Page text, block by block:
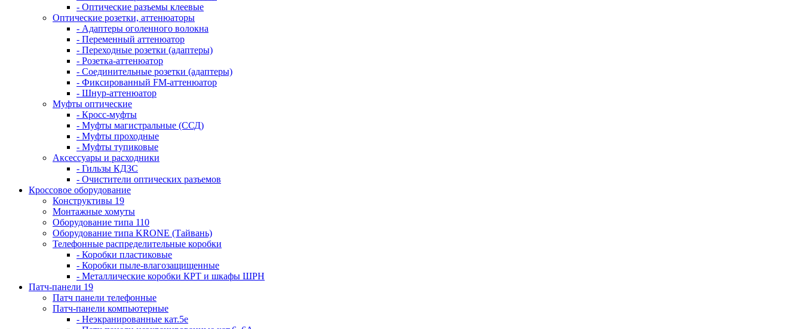
- Оптические разъемы клеевые
Оптические розетки, аттенюаторы
- Адаптеры оголенного волокна
- Переменный аттенюатор
- Переходные розетки (адаптеры)
- Розетка-аттенюатор
- Соединительные розетки (адаптеры)
- Фиксированный FM-аттенюатор
- Шнур-аттенюатор
Муфты оптические
- Кросс-муфты
- Муфты магистральные (ССД)
- Муфты проходные
- Муфты тупиковые
Аксессуары и расходники
- Гильзы КДЗС
- Очистители оптических разъемов
Кроссовое оборудование
Конструктивы 19
Монтажные хомуты
Оборудование типа 110
Оборудование типа KRONE (Тайвань)
Телефонные распределительные коробки
- Коробки пластиковые
- Коробки пыле-влагозащищенные
- Металлические коробки КРТ и шкафы ШРН
Патч-панели 19
Патч панели телефонные
Патч-панели компьютерные
- Неэкранированные кат.5е